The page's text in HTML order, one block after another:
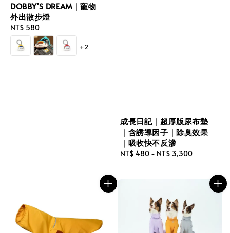
DOBBY'S DREAM｜寵物
外出散步燈
Regular
price
NT$ 580
+2
成長日記｜超厚版尿布墊
｜含誘導因子｜除臭效果
｜吸收快不反滲
Regular
NT$ 480 - NT$ 3,300